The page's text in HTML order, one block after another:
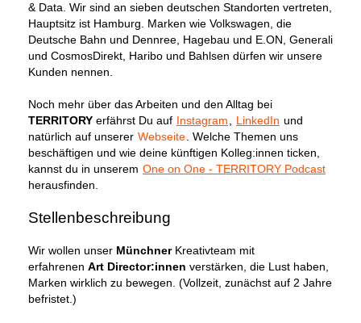
& Data. Wir sind an sieben deutschen Standorten vertreten,
Hauptsitz ist Hamburg. Marken wie Volkswagen, die
Deutsche Bahn und Dennree, Hagebau und E.ON, Generali
und CosmosDirekt, Haribo und Bahlsen dürfen wir unsere
Kunden nennen.
Noch mehr über das Arbeiten und den Alltag bei
TERRITORY erfährst Du auf Instagram LinkedIn und
natürlich auf unserer Webseite . Welche Themen uns
beschäftigen und wie deine künftigen Kolleg:innen ticken,
kannst du in unserem One on One - TERRITORY Podcast
herausfinden.
Stellenbeschreibung
Wir wollen unser MünchnerKreativteam mit
erfahrenen Art Director:innen verstärken, die Lust haben,
Marken wirklich zu bewegen. (Vollzeit, zunächst auf 2 Jahre
befristet.)